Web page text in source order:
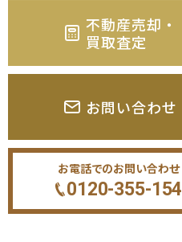
不動産売却・
買取査定
お問い合わせ
お電話でのお問い合わせ
0120-355-154